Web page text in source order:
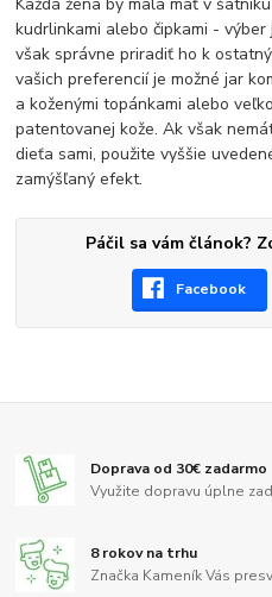
kudrlinkami alebo čipkami -
však správne priradiť ho k
vašich preferencií je možné jar
a koženými topánkami alebo
patentovanej kože. Ak však
dieťa sami, použite vyššie
zamýšľaný efekt.
Páčil sa vám článok?
Facebook
Doprava od 30€ zadarmo
Využite dopravu úplne
8 rokov na trhu
Značka Kameník Vás